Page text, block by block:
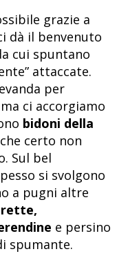
grazie a
dà il benvenuto
cui spuntano
attaccate.
per
ci accorgiamo
bidoni della
certo non
Sul bel
si svolgono
a pugni altre
e persino
spumante.